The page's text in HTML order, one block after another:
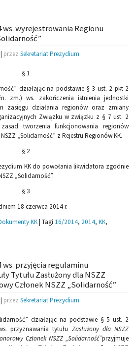
ws. wyrejestrowania Regionu
przez Sekretariat Prezydium
§ 1
działając na podstawie § 3 ust. 2 pkt 2
zm.) ws. zakończenia istnienia jednostki
zasięgu działania regionów oraz zmiany
Związku w związku z § 7 ust. 2
tworzenia funkcjonowania regionów
„Solidarność” z Rejestru Regionów KK.
§ 2
KK do powołania likwidatora zgodnie
„Solidarność”.
§ 3
18 czerwca 2014 r.
KK| Tagi 16/2014, 2014, KK,
ws. przyjęcia regulaminu
Tytułu Zasłużony dla NSZZ
Członek NSZZ „Solidarność”
przez Sekretariat Prezydium
działając na podstawie § 5 ust. 2
przyznawania tytułu Zasłużony dla NSZZ
Członek NSZZ „Solidarność”przyjmuje